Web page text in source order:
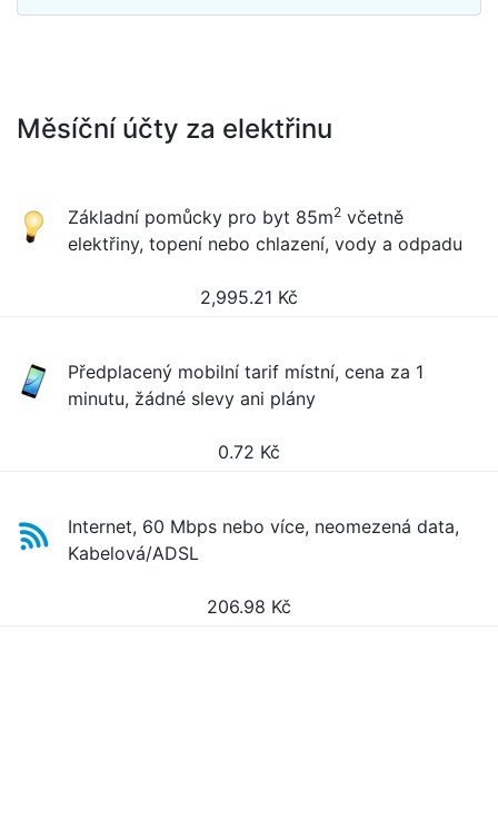
Měsíční účty za elektřinu
Základní pomůcky pro byt 85m2 včetně
elektřiny, topení nebo chlazení, vody a odpadu
2,995.21 Kč
Předplacený mobilní tarif místní, cena za 1
minutu, žádné slevy ani plány
0.72 Kč
Internet, 60 Mbps nebo více, neomezená data,
Kabelová/ADSL
206.98 Kč